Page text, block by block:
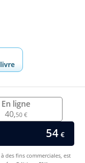
En ligne
40,50 €
54€
des fins commerciales, est